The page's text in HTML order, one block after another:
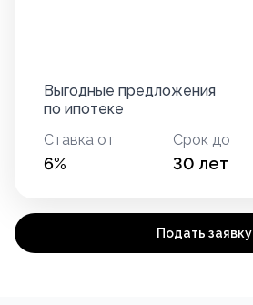
Выгодные предложения
по ипотеке
Ставка от
6%
Срок до
30 лет
Подать заявку